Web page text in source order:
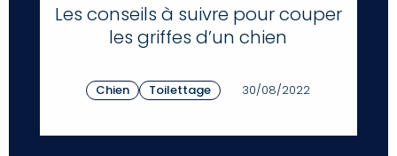
Les conseils à suivre pour couper
les griffes d’un chien
Chien Toilettage 30/08/2022